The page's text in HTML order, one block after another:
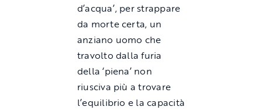
d’acqua’, per strappare
da morte certa, un
anziano uomo che
travolto dalla furia
della ‘piena’ non
riusciva più a trovare
l’equilibrio e la capacità